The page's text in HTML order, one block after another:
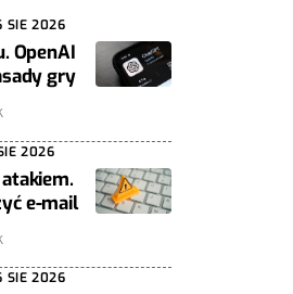
SIE 2026
OpenAI
gry
2026
e-mail
SIE 2026